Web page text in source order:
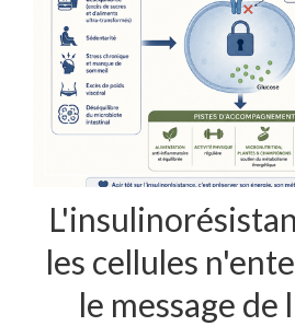
les cellules
le message de